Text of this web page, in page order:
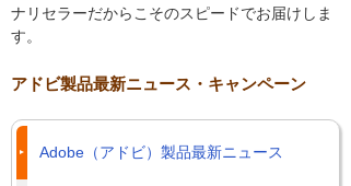
ナリセラーだからこそのスピードでお届けしま
す。
アドビ製品最新ニュース・キャンペーン
Adobe（アドビ）製品最新ニュース